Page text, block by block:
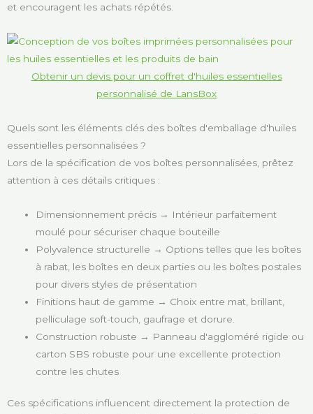
et encouragent les achats répétés.
Obtenir un devis pour un coffret d'huiles essentielles
personnalisé de LansBox
Quels sont les éléments clés des boîtes d'emballage d'huiles
essentielles personnalisées ?
Lors de la spécification de vos boîtes personnalisées, prêtez
attention à ces détails critiques :
Dimensionnement précis → Intérieur parfaitement
moulé pour sécuriser chaque bouteille
Polyvalence structurelle → Options telles que les boîtes
à rabat, les boîtes en deux parties ou les boîtes postales
pour divers styles de présentation
Finitions haut de gamme → Choix entre mat, brillant,
pelliculage soft-touch, gaufrage et dorure.
Construction robuste → Panneau d'aggloméré rigide ou
carton SBS robuste pour une excellente protection
contre les chutes
Ces spécifications influencent directement la protection de